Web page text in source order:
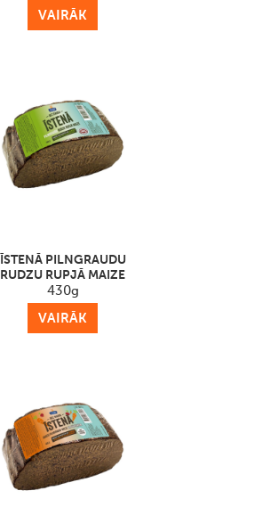
VAIRĀK
ĪSTENĀ PILNGRAUDU
RUDZU RUPJĀ MAIZE
430g
VAIRĀK